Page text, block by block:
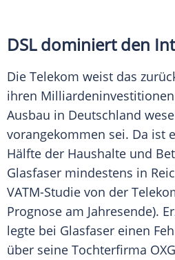
DSL dominiert den
Die Telekom weist das
ihren
Ausbau in Deutschland
vorangekommen sei. Da ist
Hälfte der Haushalte und
Glasfaser mindestens in
VATM-Studie von der
Prognose am Jahresende).
legte bei Glasfaser einen
über seine Tochterfirma